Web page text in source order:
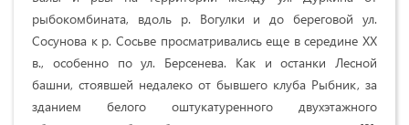
рыбокомбината, вдоль р. Вогулки и до береговой ул.
Сосунова к р. Сосьве просматривались еще в середине ХХ
в., особенно по ул. Берсенева. Как и останки Лесной
башни, стоявшей недалеко от бывшего клуба Рыбник, за
зданием белого оштукатуренного двухэтажного